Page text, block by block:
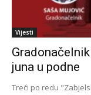
Vijesti
juna u podne
Treći po redu